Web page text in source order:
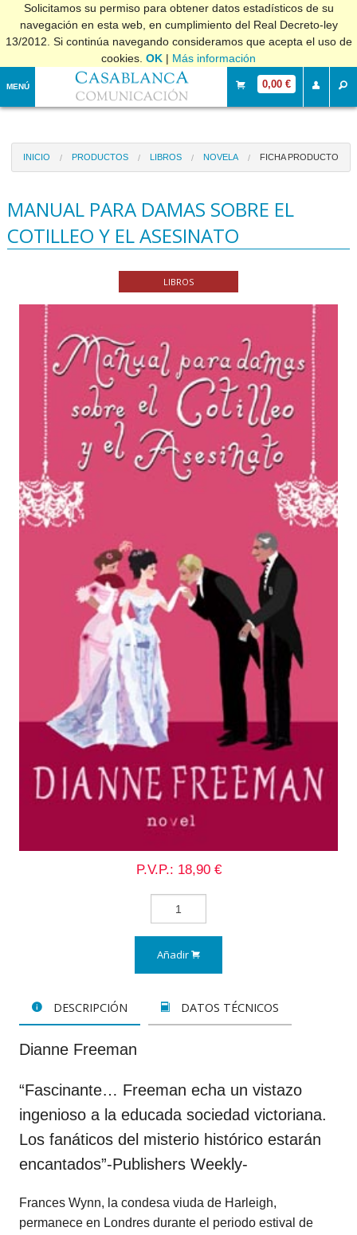
Solicitamos su permiso para obtener datos estadísticos de su
navegación en esta web, en cumplimiento del Real Decreto-ley
13/2012. Si continúa navegando consideramos que acepta el uso de
cookies. OK | Más información
MENÚ 0,00 €
INICIO PRODUCTOS LIBROS NOVELA FICHA PRODUCTO
MANUAL PARA DAMAS SOBRE EL
COTILLEO Y EL ASESINATO
LIBROS
P.V.P.: 18,90 €
Añadir
DESCRIPCIÓN DATOS TÉCNICOS
Dianne Freeman
“Fascinante… Freeman echa un vistazo
ingenioso a la educada sociedad victoriana.
Los fanáticos del misterio histórico estarán
encantados”-Publishers Weekly-
Frances Wynn, la condesa viuda de Harleigh,
permanece en Londres durante el periodo estival de